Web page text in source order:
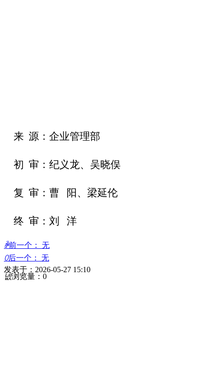
来 源：企业管理部
初 审：纪义龙、吴晓俣
复 审：曹 阳、梁延伦
终 审：刘 洋
ꄴ前一个：
无
ꄲ后一个：
无
发表于： 2026-05-27 15:10
넶浏览量： 0